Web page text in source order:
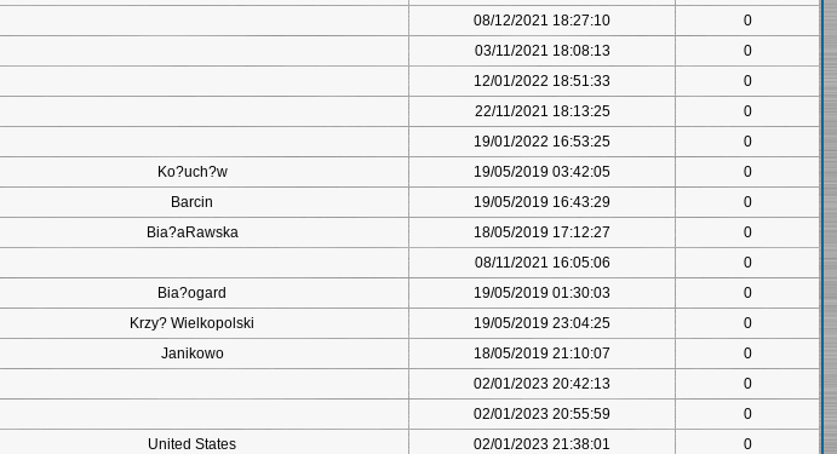
08/12/2021 18:27:10
0
03/11/2021 18:08:13
0
12/01/2022 18:51:33
0
22/11/2021 18:13:25
0
19/01/2022 16:53:25
0
Ko?uch?w 19/05/2019 03:42:05
0
Barcin 19/05/2019 16:43:29
0
Bia?aRawska 18/05/2019 17:12:27
0
08/11/2021 16:05:06
0
Bia?ogard 19/05/2019 01:30:03
0
Krzy? Wielkopolski 19/05/2019 23:04:25
0
Janikowo 18/05/2019 21:10:07
0
02/01/2023 20:42:13
0
02/01/2023 20:55:59
0
United States 02/01/2023 21:38:01
0